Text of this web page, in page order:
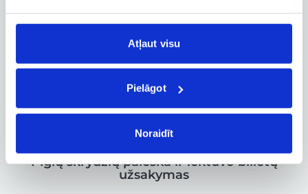
Atļaut visu
Pielāgot
Noraidīt
Skrydžio sekimas
informacijos sekimas realiuoju laiku
Pigių skrydžių paieška ir lėktuvo bilietų
užsakymas